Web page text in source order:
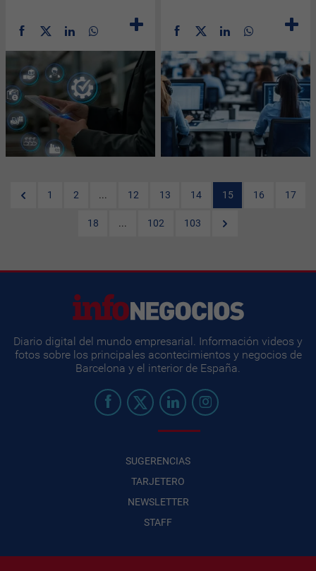
1 2 ... 12 13 14 15 16 17
18 ... 102 103
Diario digital del mundo empresarial. Información videos y
fotos sobre los principales acontecimientos y negocios de
Barcelona y el interior de España.
SUGERENCIAS
TARJETERO
NEWSLETTER
STAFF